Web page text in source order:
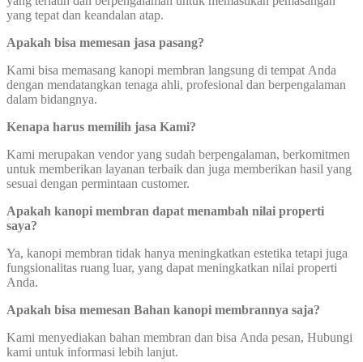
yang tepat dan keandalan atap.
Apakah bisa memesan jasa pasang?
Kami bisa memasang kanopi membran langsung di tempat Anda
dengan mendatangkan tenaga ahli, profesional dan berpengalaman
dalam bidangnya.
Kenapa harus memilih jasa Kami?
Kami merupakan vendor yang sudah berpengalaman, berkomitmen
untuk memberikan layanan terbaik dan juga memberikan hasil yang
sesuai dengan permintaan customer.
Apakah kanopi membran dapat menambah nilai properti
saya?
Ya, kanopi membran tidak hanya meningkatkan estetika tetapi juga
fungsionalitas ruang luar, yang dapat meningkatkan nilai properti
Anda.
Apakah bisa memesan Bahan kanopi membrannya saja?
Kami menyediakan bahan membran dan bisa Anda pesan, Hubungi
kami untuk informasi lebih lanjut.